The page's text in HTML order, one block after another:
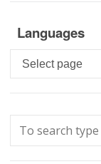
Languages
Languages